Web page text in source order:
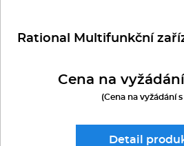
Rational Multifunkční
Cena na
(Cena na vyžádání
Detail